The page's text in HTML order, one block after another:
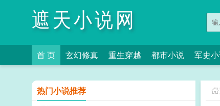
遮天小说网
首 页 玄幻修真 重生穿越 都市小说 军史
热门小说推荐